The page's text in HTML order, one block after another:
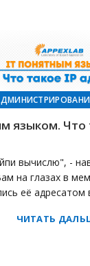
языком. Что
вычислю", -
на глазах в
её адресатом
ЧИТАТЬ